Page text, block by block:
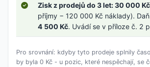
Zisk z prodejů do 3 let: 30 000 Kč
příjmy − 120 000 Kč náklady). Daň
4 500 Kč. Uvádí se v příloze č. 2
Pro srovnání: kdyby tyto prodeje splnily
by byla 0 Kč - u pozic, které nespěchají, se